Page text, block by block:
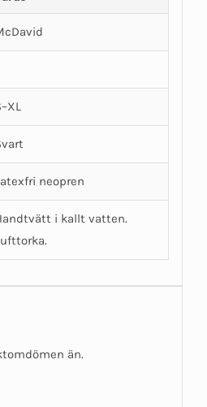
neopren
i kallt vatten.
än.